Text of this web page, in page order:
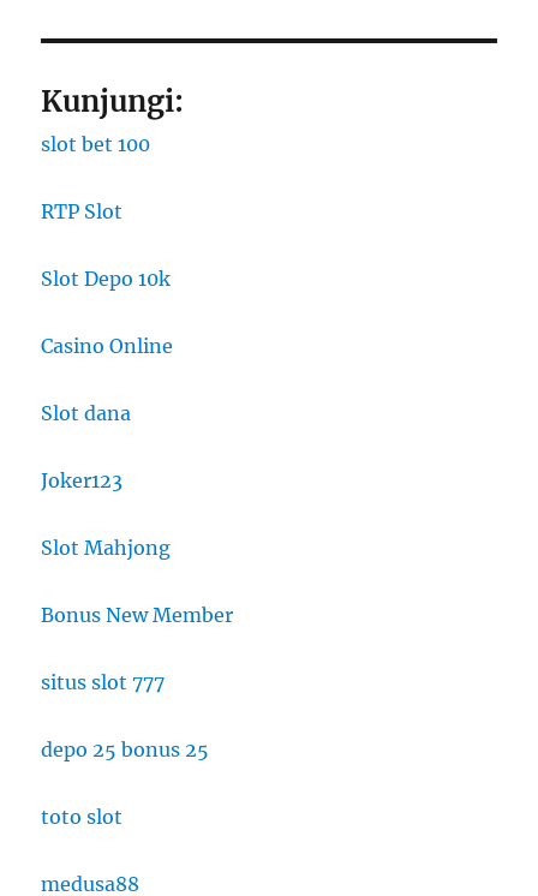
Kunjungi:
slot bet 100
RTP Slot
Slot Depo 10k
Casino Online
Slot dana
Joker123
Slot Mahjong
Bonus New Member
situs slot 777
depo 25 bonus 25
toto slot
medusa88